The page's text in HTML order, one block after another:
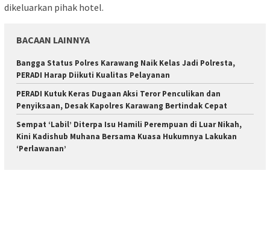
dikeluarkan pihak hotel.
BACAAN LAINNYA
Bangga Status Polres Karawang Naik Kelas Jadi Polresta,
PERADI Harap Diikuti Kualitas Pelayanan
PERADI Kutuk Keras Dugaan Aksi Teror Penculikan dan
Penyiksaan, Desak Kapolres Karawang Bertindak Cepat
Sempat ‘Labil’ Diterpa Isu Hamili Perempuan di Luar Nikah,
Kini Kadishub Muhana Bersama Kuasa Hukumnya Lakukan
‘Perlawanan’